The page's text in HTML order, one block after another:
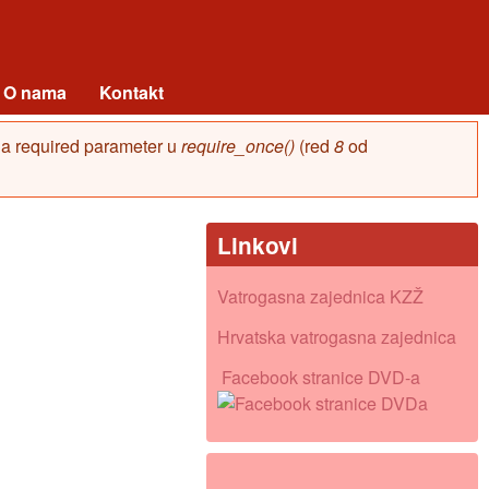
O nama Kontakt
required parameter u require_once() (red 8od
Linkovi
Vatrogasna zajednica KZŽ
Hrvatska vatrogasna zajednica
Facebook stranice DVD-a